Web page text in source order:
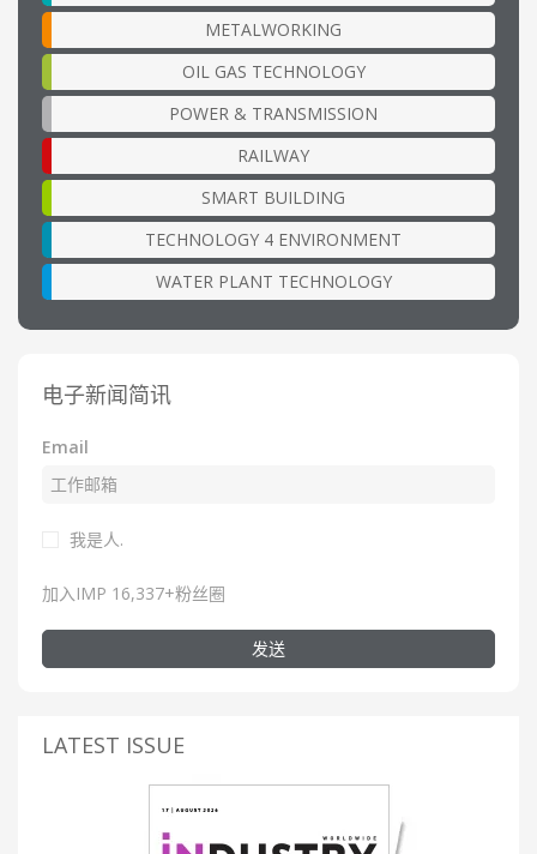
METALWORKING
OIL GAS TECHNOLOGY
POWER & TRANSMISSION
RAILWAY
SMART BUILDING
TECHNOLOGY 4 ENVIRONMENT
WATER PLANT TECHNOLOGY
电子新闻简讯
Email
我是人.
加入IMP 16,337+粉丝圈
发送
LATEST ISSUE